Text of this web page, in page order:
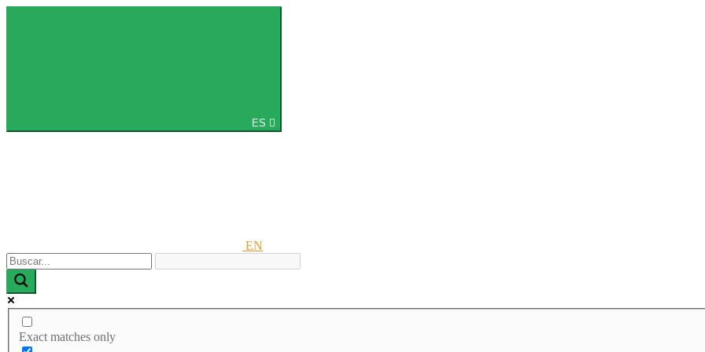
ES
EN
Exact matches only